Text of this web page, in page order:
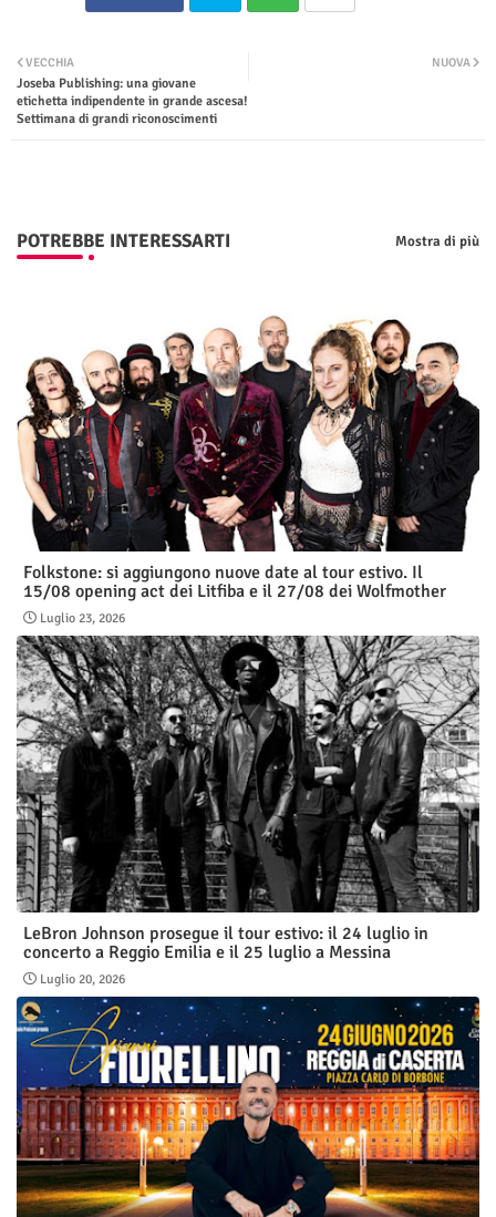
NUOVA
VECCHIA
Joseba Publishing: una giovane
etichetta indipendente in grande ascesa!
Settimana di grandi riconoscimenti
POTREBBE INTERESSARTI Mostra di più
Folkstone: si aggiungono nuove date al tour estivo. Il
15/08 opening act dei Litfiba e il 27/08 dei Wolfmother
Luglio 23, 2026
LeBron Johnson prosegue il tour estivo: il 24 luglio in
concerto a Reggio Emilia e il 25 luglio a Messina
Luglio 20, 2026